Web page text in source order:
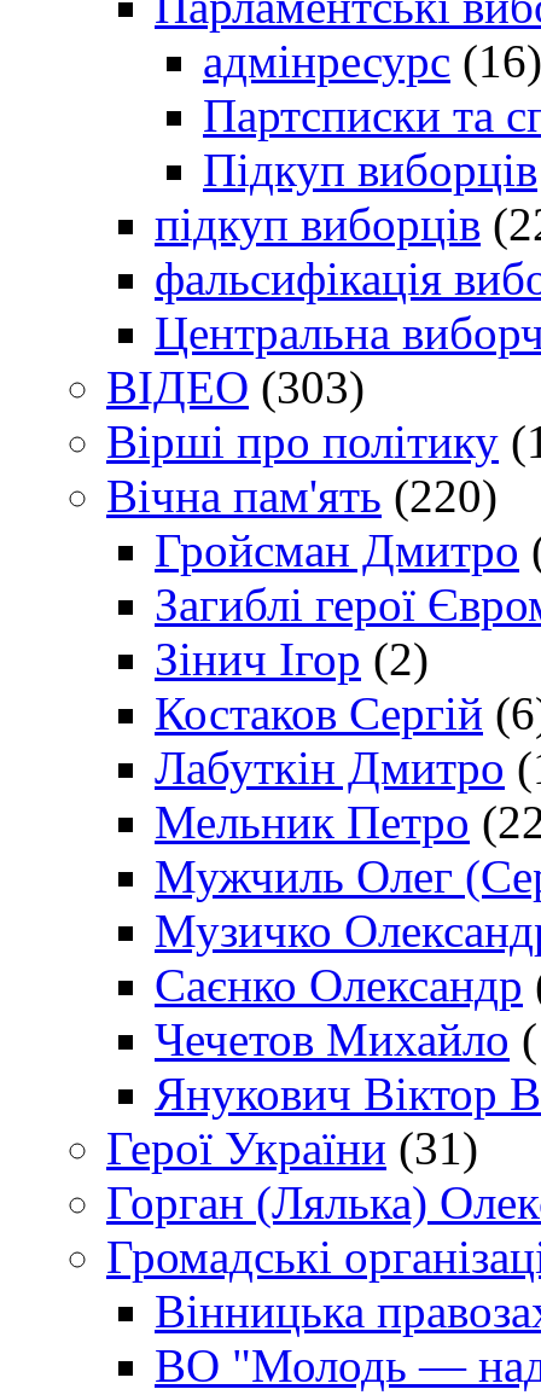
адмінресурс (16)
Партсписки та
Підкуп виборців
підкуп виборців
фальсифікація
Центральна
ВІДЕО (303)
Вірші про політику
Вічна пам'ять (220)
Гройсман Дмитро
Загиблі герої
Зінич Ігор (2)
Костаков Сергій
Лабуткін Дмитро
Мельник Петро
Мужчиль Олег
Музичко
Саєнко Олександр
Чечетов Михайло
Янукович Віктор
Герої України (31)
Горган (Лялька)
Громадські
Вінницька
ВО "Молодь —